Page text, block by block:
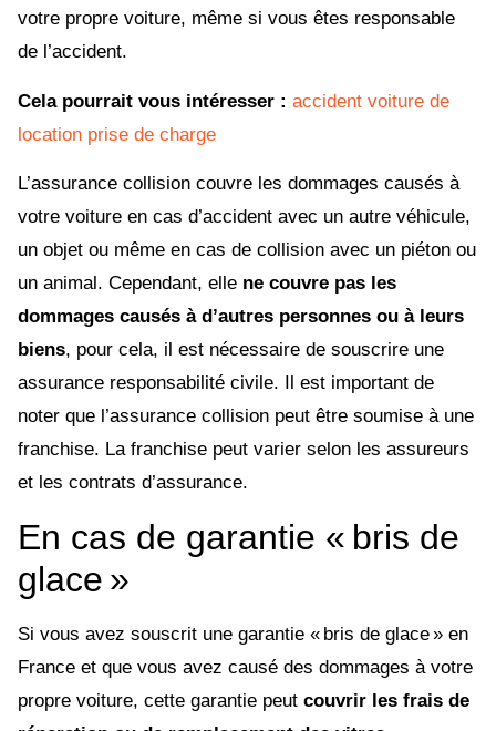
votre propre voiture, même si vous êtes responsable
de l’accident.
Cela pourrait vous intéresser : accident voiture de
location prise de charge
L’assurance collision couvre les dommages causés à
votre voiture en cas d’accident avec un autre véhicule,
un objet ou même en cas de collision avec un piéton ou
un animal. Cependant, elle ne couvre pas les
dommages causés à d’autres personnes ou à leurs
biens, pour cela, il est nécessaire de souscrire une
assurance responsabilité civile. Il est important de
noter que l’assurance collision peut être soumise à une
franchise. La franchise peut varier selon les assureurs
et les contrats d’assurance.
En cas de garantie « bris de
glace »
Si vous avez souscrit une garantie « bris de glace » en
France et que vous avez causé des dommages à votre
propre voiture, cette garantie peut couvrir les frais de